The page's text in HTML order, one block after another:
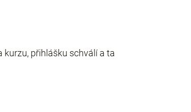
kurzu, přihlášku schválí a ta